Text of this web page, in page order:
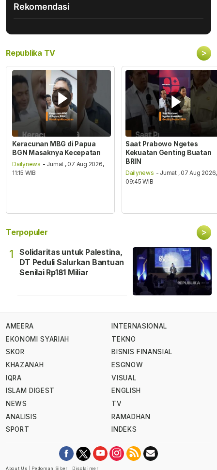
Rekomendasi
Republika TV >
Keracunan MBG di Papua
BGN Masaknya Kecepatan
Dailynews - Jumat , 07 Aug 2026,
11:15 WIB
Saat Prabowo Ngetes
Kekuatan Genting Buatan
BRIN
Dailynews - Jumat , 07 Aug 2026,
09:45 WIB
Terpopuler >
1
Solidaritas untuk Palestina,
DT Peduli Salurkan Bantuan
Senilai Rp181 Miliar
AMEERA
EKONOMI SYARIAH
SKOR
KHAZANAH
IQRA
ISLAM DIGEST
NEWS
ANALISIS
SPORT
INTERNASIONAL
TEKNO
BISNIS FINANSIAL
ESGNOW
VISUAL
ENGLISH
TV
RAMADHAN
INDEKS
About Us Pedoman Siber Disclaimer